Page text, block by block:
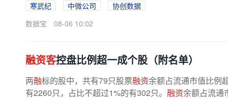
寒武纪 中微公司
协创数据
数据宝
08-06 10:02
融资客控盘比例超一成个股（附名单）
两融标的股中，共有79只股票融资余额占流通市值比例
有2260只，占比不超过1%的有302只。 融资余额占流通